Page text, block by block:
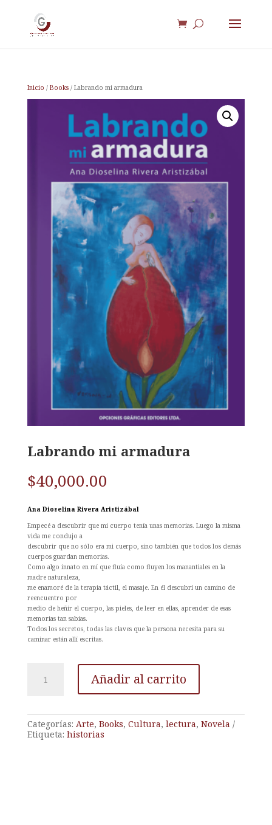
Inicio / Books/ Labrando mi armadura
Labrando mi armadura
$40,000.00
Ana Dioselina Rivera Aristizábal
Empecé a descubrir que mi cuerpo tenía unas memorias. Luego la misma
vida me condujo a
descubrir que no sólo era mi cuerpo, sino también que todos los demás
cuerpos guardan memorias.
Como algo innato en mí que fluía como fluyen los manantiales en la
madre naturaleza,
me enamoré de la terapia táctil, el masaje. En él descubrí un camino de
reencuentro por
medio de heñir el cuerpo, las pieles, de leer en ellas, aprender de esas
memorias tan sabias.
Todos los secretos, todas las claves que la persona necesita para su
caminar están allí escritas.
Añadir al carrito
Categorías: Arte, Books, Cultura, lectura, Novela
Etiqueta: historias